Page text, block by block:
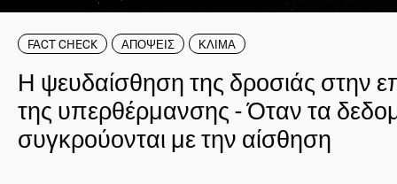
FACT CHECK ΑΠΟΨΕΙΣ ΚΛΙΜΑ
Η ψευδαίσθηση της δροσιάς στην
της υπερθέρμανσης - Όταν τα
συγκρούονται με την αίσθηση